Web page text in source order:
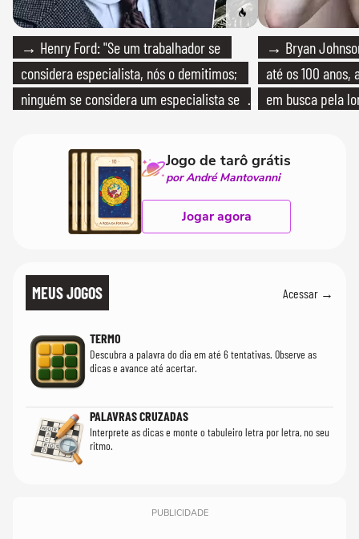
→ Henry Ford: "Se um trabalhador se
considera especialista, nós o demitimos;
ninguém se considera um especialista se
→ Bryan
até os 100
em busca pela
Jogo de tarô grátis
por André Mantovanni
Jogar agora
MEUS JOGOS Acessar →
TERMO
Descubra a palavra do dia em até 6 tentativas. Observe as
dicas e avance até acertar.
PALAVRAS CRUZADAS
Interprete as dicas e monte o tabuleiro letra por letra, no seu
ritmo.
PUBLICIDADE